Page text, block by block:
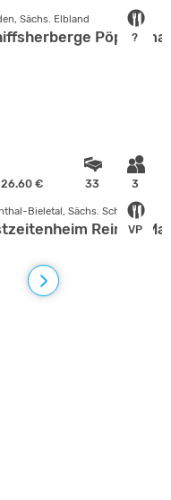
?
Sächs. Elbland
26.60 € 33 3
VP
Bieletal, Sächs. Schweiz
Reimer